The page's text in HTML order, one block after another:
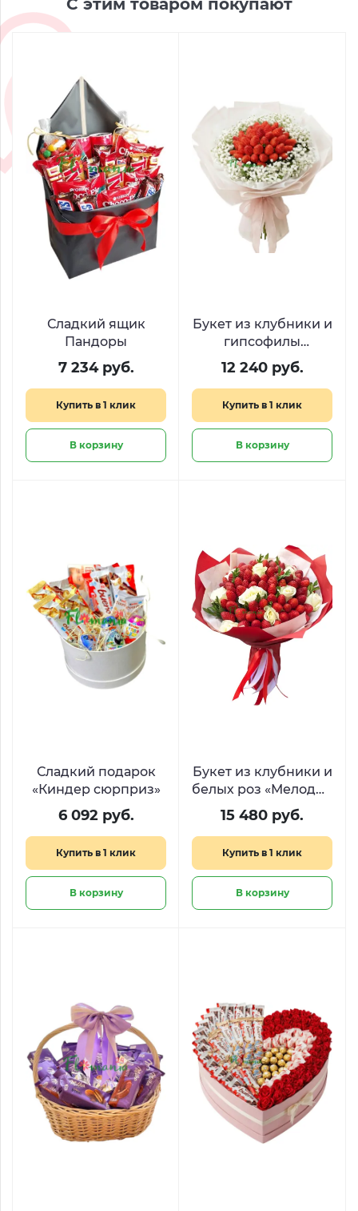
С этим товаром покупают
Сладкий ящик
Пандоры
7 234 руб.
Купить в 1 клик
В корзину
Букет из клубники и
гипсофилы
«Поцелуй лета»
12 240 руб.
Купить в 1 клик
В корзину
Сладкий подарок
«Киндер сюрприз»
6 092 руб.
Купить в 1 клик
В корзину
Букет из клубники и
белых роз «Мелодия
вкуса»
15 480 руб.
Купить в 1 клик
В корзину